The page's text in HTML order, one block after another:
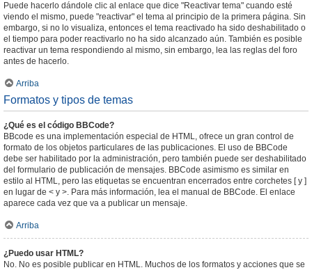
Puede hacerlo dándole clic al enlace que dice "Reactivar tema" cuando esté
viendo el mismo, puede "reactivar" el tema al principio de la primera página. Sin
embargo, si no lo visualiza, entonces el tema reactivado ha sido deshabilitado o
el tiempo para poder reactivarlo no ha sido alcanzado aún. También es posible
reactivar un tema respondiendo al mismo, sin embargo, lea las reglas del foro
antes de hacerlo.
Arriba
Formatos y tipos de temas
¿Qué es el código BBCode?
BBcode es una implementación especial de HTML, ofrece un gran control de
formato de los objetos particulares de las publicaciones. El uso de BBCode
debe ser habilitado por la administración, pero también puede ser deshabilitado
del formulario de publicación de mensajes. BBCode asimismo es similar en
estilo al HTML, pero las etiquetas se encuentran encerrados entre corchetes [ y ]
en lugar de < y >. Para más información, lea el manual de BBCode. El enlace
aparece cada vez que va a publicar un mensaje.
Arriba
¿Puedo usar HTML?
No. No es posible publicar en HTML. Muchos de los formatos y acciones que se